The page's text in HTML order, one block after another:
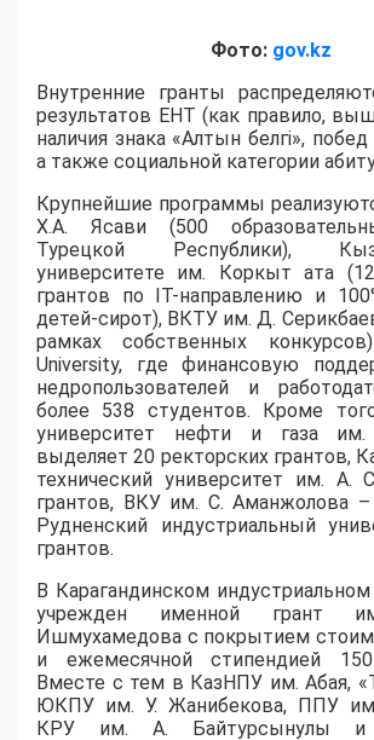
Фото: gov.kz
Внутренние гранты
результатов ЕНТ (как правило,
наличия знака «Алтын белгі»,
а также социальной категории
​Крупнейшие программы
Х.А. Ясави (500
Турецкой Республики),
университете им. Коркыт ата
грантов по IT-направлению и
детей-сирот), ВКТУ им. Д.
рамках собственных
University, где финансовую
недропользователей и
более 538 студентов. Кроме
университет нефти и газа
выделяет 20 ректорских грантов,
технический университет им. А.
грантов, ВКУ им. С. Аманжолова –
Рудненский индустриальный
грантов.
​В Карагандинском
учрежден именной грант
Ишмухамедова с покрытием
и ежемесячной стипендией
Вместе с тем в КазНПУ им. Абая,
ЮКПУ им. У. Жанибекова, ППУ
КРУ им. А. Байтурсынулы и